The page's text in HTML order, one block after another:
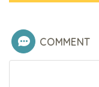
COMMENT